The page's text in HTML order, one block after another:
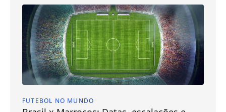
FUTEBOL NO MUNDO